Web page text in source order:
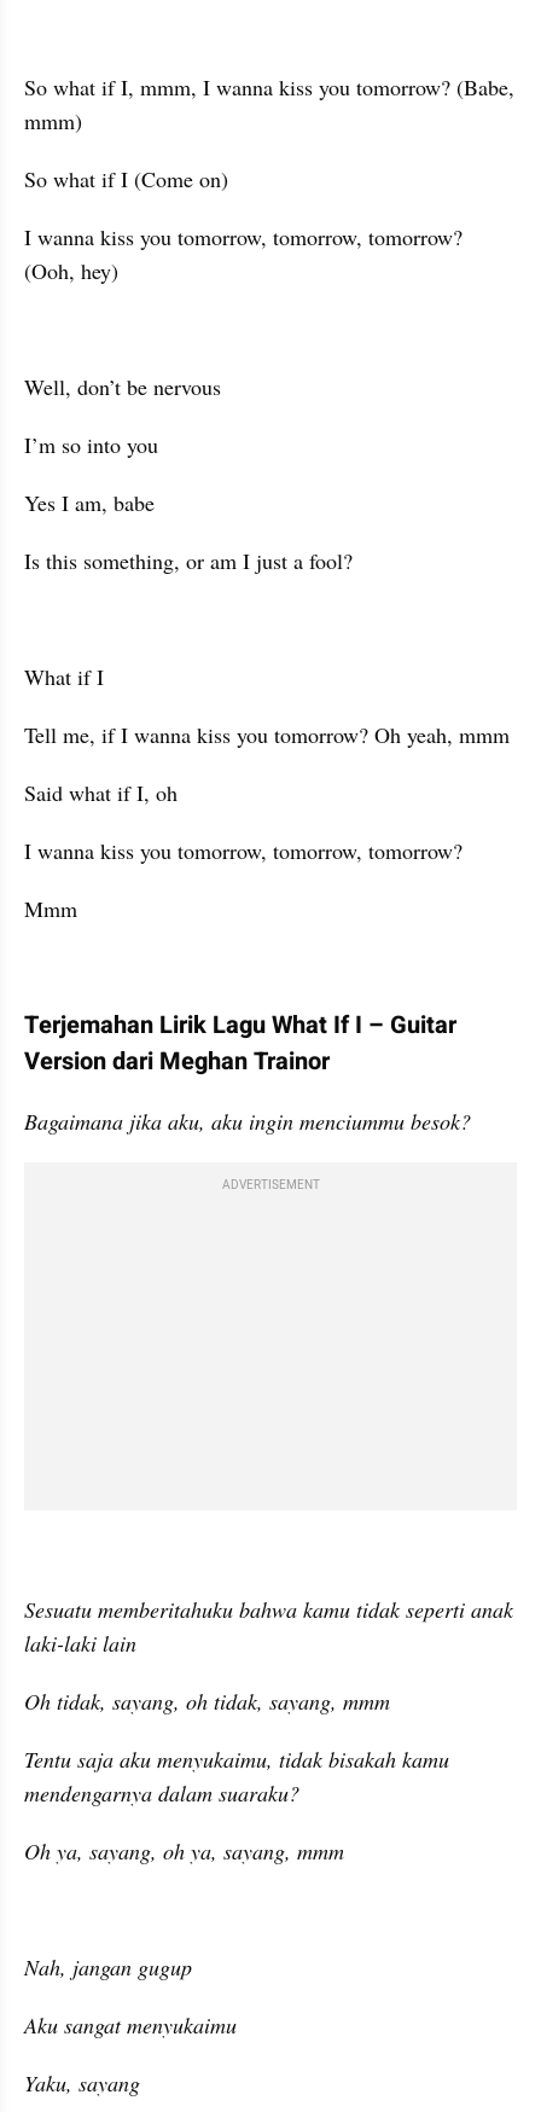
So what if I, mmm, I wanna kiss you tomorrow? (Babe,
mmm)
So what if I (Come on)
I wanna kiss you tomorrow, tomorrow, tomorrow?
(Ooh, hey)
Well, don’t be nervous
I’m so into you
Yes I am, babe
Is this something, or am I just a fool?
What if I
Tell me, if I wanna kiss you tomorrow? Oh yeah, mmm
Said what if I, oh
I wanna kiss you tomorrow, tomorrow, tomorrow?
Mmm
Terjemahan Lirik Lagu What If I – Guitar
Version dari Meghan Trainor
Bagaimana jika aku, aku ingin menciummu besok?
ADVERTISEMENT
Sesuatu memberitahuku bahwa kamu tidak seperti anak
laki-laki lain
Oh tidak, sayang, oh tidak, sayang, mmm
Tentu saja aku menyukaimu, tidak bisakah kamu
mendengarnya dalam suaraku?
Oh ya, sayang, oh ya, sayang, mmm
Nah, jangan gugup
Aku sangat menyukaimu
Yaku, sayang